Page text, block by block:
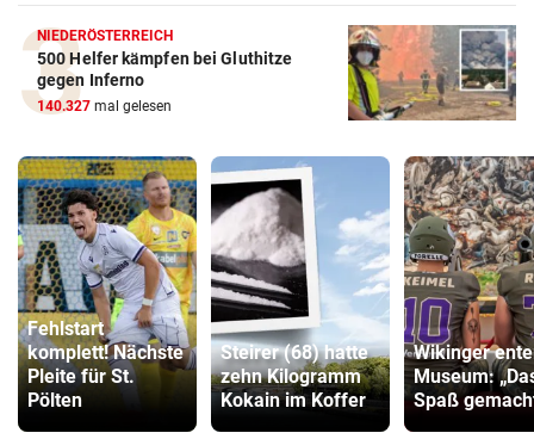
NIEDERÖSTERREICH
500 Helfer kämpfen bei Gluthitze
gegen Inferno
140.327 mal gelesen
Fehlstart
komplett! Nächste
Pleite für St.
Pölten
Steirer (68) hatte
zehn Kilogramm
Kokain im Koffer
Wikinger
Museum:
Spaß